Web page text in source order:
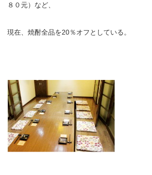
８０元）など、
現在、焼酎全品を20％オフとしている。